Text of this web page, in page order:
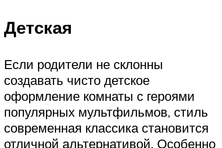
Детская
Если родители не склонны
создавать чисто детское
оформление комнаты с героями
популярных мультфильмов, стиль
современная классика становится
отличной альтернативой. Особенно